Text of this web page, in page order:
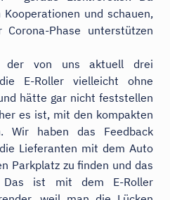
und schauen,
Phase unterstützen
der von uns aktuell drei
E-Roller vielleicht ohne
hätte gar nicht feststellen
es ist, mit den kompakten
Wir haben das Feedback
Lieferanten mit dem Auto
Parkplatz zu finden und das
ist mit dem E-Roller